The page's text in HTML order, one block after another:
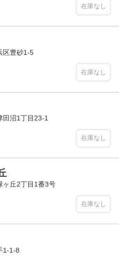
在庫なし
区豊砂1-5
在庫なし
沼1丁目23-1
在庫なし
丘2丁目1番3号
在庫なし
1-1-8